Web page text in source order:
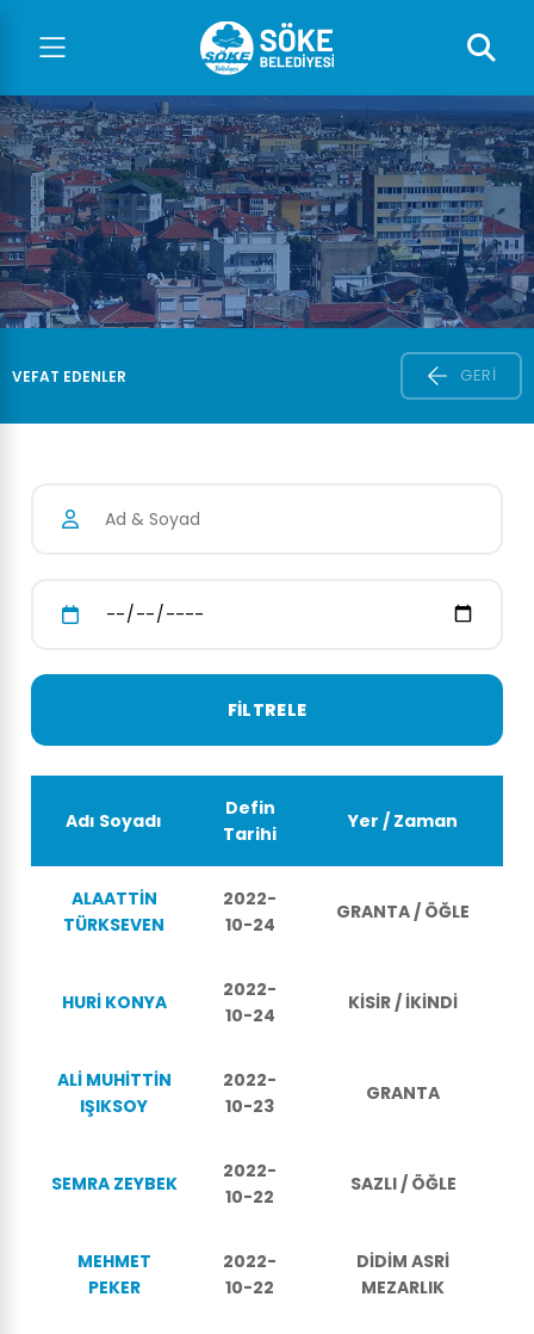
VEFAT EDENLER GERI
Adı Soyadı
Defin
Tarihi
Yer / Zaman
ALAATTİN
TÜRKSEVEN
2022-
10-24
GRANTA / ÖĞLE
HURİ KONYA
2022-
10-24
KİSİR / İKİNDİ
ALİ MUHİTTİN
IŞIKSOY
2022-
10-23
GRANTA
SEMRA ZEYBEK
2022-
10-22
SAZLI / ÖĞLE
MEHMET
PEKER
2022-
10-22
DİDİM ASRİ
MEZARLIK